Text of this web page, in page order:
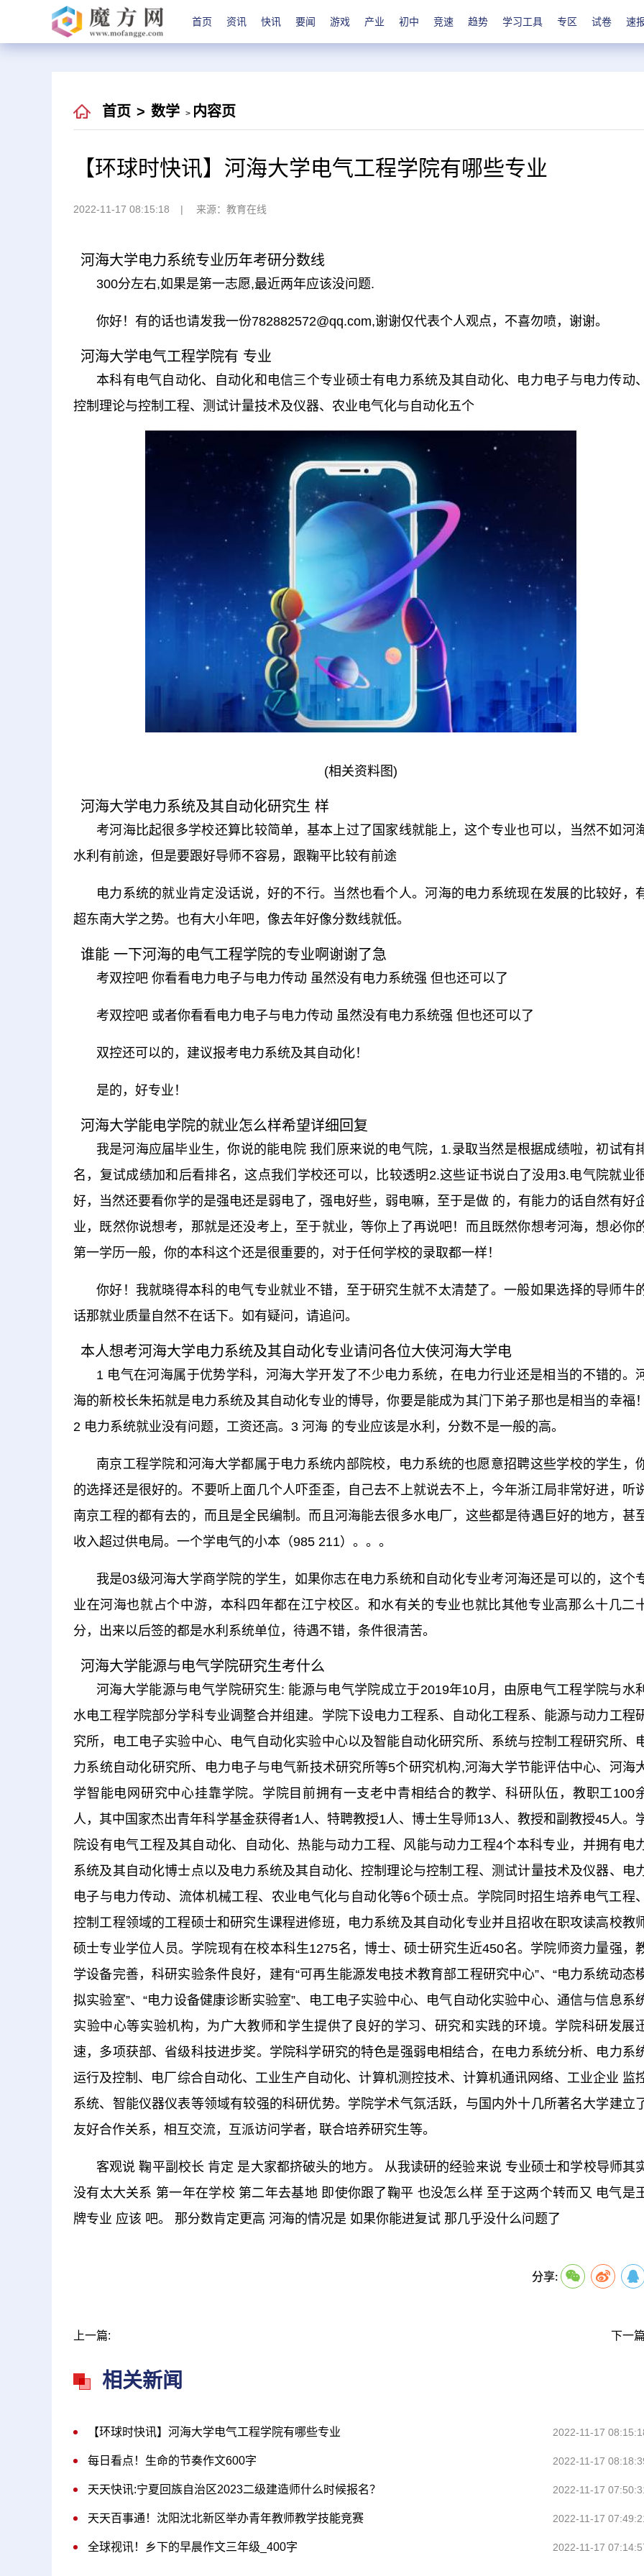
首页 资讯 快讯 要闻 游戏 产业 初中 竞速 趋势 学习工具 专区 试卷 速
首页 > 数学 > 内容页
【环球时快讯】河海大学电气工程学院有哪些专业
2022-11-17 08:15:18 来源：教育在线
河海大学电力系统专业历年考研分数线
300分左右,如果是第一志愿,最近两年应该没问题.
你好！有的话也请发我一份782882572@qq.com,谢谢仅代表个人观点，不喜勿喷，谢谢。
河海大学电气工程学院有 专业
本科有电气自动化、自动化和电信三个专业硕士有电力系统及其自动化、电力电子与电力传动、
控制理论与控制工程、测试计量技术及仪器、农业电气化与自动化五个
(相关资料图)
河海大学电力系统及其自动化研究生 样
考河海比起很多学校还算比较简单，基本上过了国家线就能上，这个专业也可以，当然不如河
水利有前途，但是要跟好导师不容易，跟鞠平比较有前途
电力系统的就业肯定没话说，好的不行。当然也看个人。河海的电力系统现在发展的比较好，
超东南大学之势。也有大小年吧，像去年好像分数线就低。
谁能 一下河海的电气工程学院的专业啊谢谢了急
考双控吧 你看看电力电子与电力传动 虽然没有电力系统强 但也还可以了
考双控吧 或者你看看电力电子与电力传动 虽然没有电力系统强 但也还可以了
双控还可以的，建议报考电力系统及其自动化！
是的，好专业！
河海大学能电学院的就业怎么样希望详细回复
我是河海应届毕业生，你说的能电院 我们原来说的电气院，1.录取当然是根据成绩啦，初试有
名，复试成绩加和后看排名，这点我们学校还可以，比较透明2.这些证书说白了没用3.电气院就业
好，当然还要看你学的是强电还是弱电了，强电好些，弱电嘛，至于是做 的，有能力的话自然有好
业，既然你说想考，那就是还没考上，至于就业，等你上了再说吧！而且既然你想考河海，想必你
第一学历一般，你的本科这个还是很重要的，对于任何学校的录取都一样！
你好！我就晓得本科的电气专业就业不错，至于研究生就不太清楚了。一般如果选择的导师牛
话那就业质量自然不在话下。如有疑问，请追问。
本人想考河海大学电力系统及其自动化专业请问各位大侠河海大学电
1 电气在河海属于优势学科，河海大学开发了不少电力系统，在电力行业还是相当的不错的。河
海的新校长朱拓就是电力系统及其自动化专业的博导，你要是能成为其门下弟子那也是相当的幸福！
2 电力系统就业没有问题，工资还高。3 河海 的专业应该是水利，分数不是一般的高。
南京工程学院和河海大学都属于电力系统内部院校，电力系统的也愿意招聘这些学校的学生，
的选择还是很好的。不要听上面几个人吓歪歪，自己去不上就说去不上，今年浙江局非常好进，听
南京工程的都有去的，而且是全民编制。而且河海能去很多水电厂，这些都是待遇巨好的地方，甚
收入超过供电局。一个学电气的小本（985 211）。。。
我是03级河海大学商学院的学生，如果你志在电力系统和自动化专业考河海还是可以的，这个
业在河海也就占个中游，本科四年都在江宁校区。和水有关的专业也就比其他专业高那么十几二
分，出来以后签的都是水利系统单位，待遇不错，条件很清苦。
河海大学能源与电气学院研究生考什么
河海大学能源与电气学院研究生: 能源与电气学院成立于2019年10月，由原电气工程学院与水利
水电工程学院部分学科专业调整合并组建。学院下设电力工程系、自动化工程系、能源与动力工程
究所，电工电子实验中心、电气自动化实验中心以及智能自动化研究所、系统与控制工程研究所、
力系统自动化研究所、电力电子与电气新技术研究所等5个研究机构,河海大学节能评估中心、河海
学智能电网研究中心挂靠学院。学院目前拥有一支老中青相结合的教学、科研队伍，教职工100
人，其中国家杰出青年科学基金获得者1人、特聘教授1人、博士生导师13人、教授和副教授45人。
院设有电气工程及其自动化、自动化、热能与动力工程、风能与动力工程4个本科专业，并拥有电
系统及其自动化博士点以及电力系统及其自动化、控制理论与控制工程、测试计量技术及仪器、电
电子与电力传动、流体机械工程、农业电气化与自动化等6个硕士点。学院同时招生培养电气工程、
控制工程领域的工程硕士和研究生课程进修班，电力系统及其自动化专业并且招收在职攻读高校教
硕士专业学位人员。学院现有在校本科生1275名，博士、硕士研究生近450名。学院师资力量强，
学设备完善，科研实验条件良好，建有“可再生能源发电技术教育部工程研究中心”、“电力系统动态
拟实验室”、“电力设备健康诊断实验室”、电工电子实验中心、电气自动化实验中心、通信与信息系
实验中心等实验机构，为广大教师和学生提供了良好的学习、研究和实践的环境。学院科研发展
速，多项获部、省级科技进步奖。学院科学研究的特色是强弱电相结合，在电力系统分析、电力系
运行及控制、电厂综合自动化、工业生产自动化、计算机测控技术、计算机通讯网络、工业企业 监
系统、智能仪器仪表等领域有较强的科研优势。学院学术气氛活跃，与国内外十几所著名大学建立
友好合作关系，相互交流，互派访问学者，联合培养研究生等。
客观说 鞠平副校长 肯定 是大家都挤破头的地方。 从我读研的经验来说 专业硕士和学校导师其
没有太大关系 第一年在学校 第二年去基地 即使你跟了鞠平 也没怎么样 至于这两个转而又 电气是
牌专业 应该 吧。 那分数肯定更高 河海的情况是 如果你能进复试 那几乎没什么问题了
分享:
上一篇: 下一
相关新闻
【环球时快讯】河海大学电气工程学院有哪些专业 2022-11-17
每日看点！生命的节奏作文600字 2022-11-17
天天快讯:宁夏回族自治区2023二级建造师什么时候报名？ 2022-11-17
天天百事通！沈阳沈北新区举办青年教师教学技能竞赛 2022-11-17
全球视讯！乡下的早晨作文三年级_400字 2022-11-17